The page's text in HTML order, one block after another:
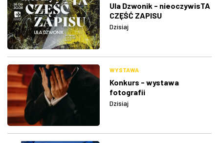
Ula Dzwonik - nieoczywisTA
CZĘŚĆ ZAPISU
Dzisiaj
WYSTAWA
Konkurs - wystawa
fotografii
Dzisiaj